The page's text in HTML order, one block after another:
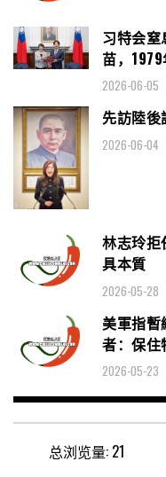
习特会
苗，1979
2026-06-05
先訪陸
2026-06-04
林志玲拒
具本質
2026-05-28
美軍指暫
者：保住
2026-05-23
总浏览量: 21